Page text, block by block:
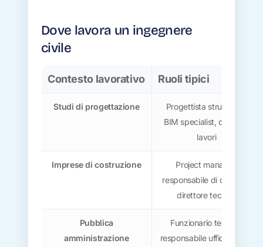
Dove lavora un ingegnere
civile
Contesto lavorativo Ruoli tipici
Studi di progettazione
Progettista strutturale,
BIM specialist, direttore
lavori
Imprese di costruzione
Project manager,
responsabile di cantiere,
direttore tecnico
Pubblica
amministrazione
Funzionario tecnico,
responsabile ufficio opere